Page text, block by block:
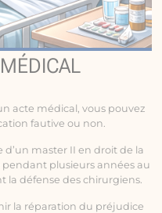
acte médical, vous pouvez
fautive ou non.
d’un master II en droit de la
pendant plusieurs années au
la défense des chirurgiens.
la réparation du préjudice